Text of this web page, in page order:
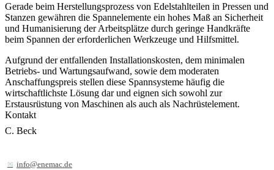
Gerade beim Herstellungsprozess von Edelstahlteilen in Pressen und
Stanzen gewähren die Spannelemente ein hohes Maß an Sicherheit
und Humanisierung der Arbeitsplätze durch geringe Handkräfte
beim Spannen der erforderlichen Werkzeuge und Hilfsmittel.
Aufgrund der entfallenden Installationskosten, dem minimalen
Betriebs- und Wartungsaufwand, sowie dem moderaten
Anschaffungspreis stellen diese Spannsysteme häufig die
wirtschaftlichste Lösung dar und eignen sich sowohl zur
Erstausrüstung von Maschinen als auch als Nachrüstelement.
Kontakt
C. Beck
info@enemac.de